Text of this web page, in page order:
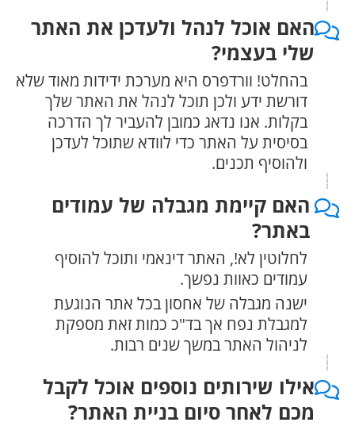
האם אוכל לנהל ולעדכן את האתר
שלי בעצמי?
בהחלט! וורדפרס היא מערכת ידידות מאוד שלא
דורשת ידע ולכן תוכל לנהל את האתר שלך
בקלות. אנו נדאג כמובן להעביר לך הדרכה
בסיסית על האתר כדי לוודא שתוכל לעדכן
ולהוסיף תכנים.
האם קיימת מגבלה של עמודים
באתר?
לחלוטין לא!, האתר דינאמי ותוכל להוסיף
עמודים כאוות נפשך.
ישנה מגבלה של אחסון בכל אתר הנוגעת
למגבלת נפח אך בד"כ כמות זאת מספקת
לניהול האתר במשך שנים רבות.
אילו שירותים נוספים אוכל לקבל
מכם לאחר סיום בניית האתר?